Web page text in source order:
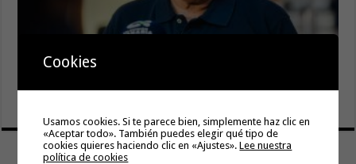
Cuidar es avanzar: el escudo social que sostiene el
Cookies
Usamos cookies. Si te parece bien, simplemente haz clic en
«Aceptar todo». También puedes elegir qué tipo de
cookies quieres haciendo clic en «Ajustes».Lee nuestra
política de cookies